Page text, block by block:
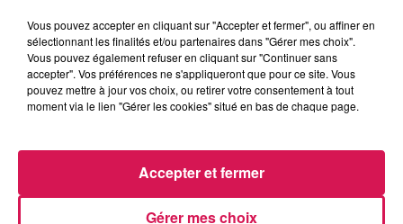
Revivez les meilleurs moments de la Ligne des Auditeurs
Vous pouvez accepter en cliquant sur "Accepter et fermer", ou affiner en
sélectionnant les finalités et/ou partenaires dans "Gérer mes choix".
Vous pouvez également refuser en cliquant sur "Continuer sans
accepter". Vos préférences ne s'appliqueront que pour ce site. Vous
pouvez mettre à jour vos choix, ou retirer votre consentement à tout
moment via le lien "Gérer les cookies" situé en bas de chaque page.
Gérer mes choix
Accepter et fermer